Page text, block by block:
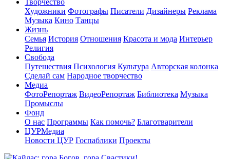
Творчество
Художники Фотографы Писатели Дизайнеры Реклама
Музыка Кино Танцы
Жизнь
Семья История Отношения Красота и мода Интерьер
Религия
Свобода
Путешествия Психология Культура Авторская колонка
Сделай сам Народное творчество
Медиа
ФотоРепортаж ВидеоРепортаж Библиотека Музыка
Промыслы
Фонд
О нас Программы Как помочь? Благотварители
ЦУРМедиа
Новости ЦУР Госпаблики Проекты